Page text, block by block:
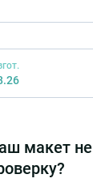
макет